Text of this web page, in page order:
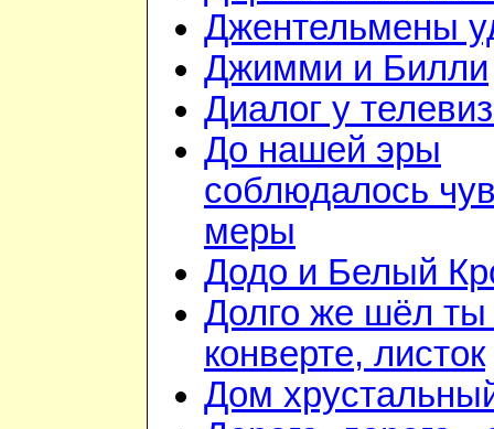
Джентельмены
Джимми и Билли
Диалог у
До нашей эры
соблюдалось
меры
Додо и Белый
Долго же шёл ты
конверте, листок
Дом